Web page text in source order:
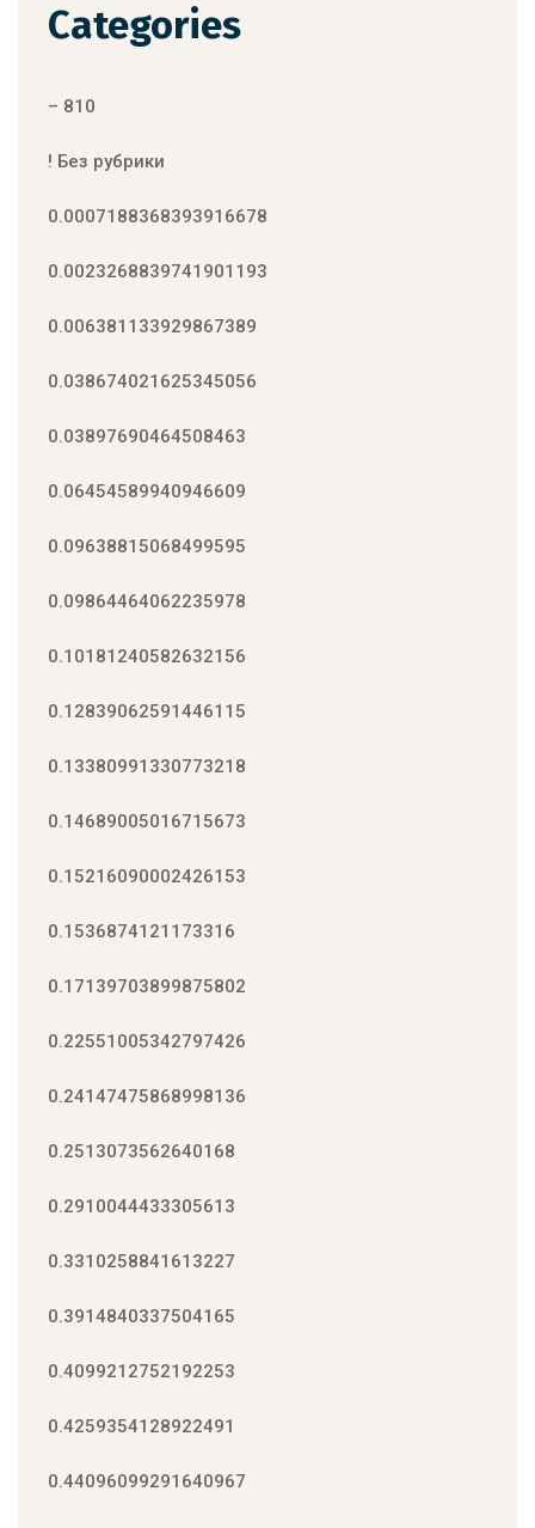
Categories
– 810
! Без рубрики
0.0007188368393916678
0.0023268839741901193
0.006381133929867389
0.038674021625345056
0.03897690464508463
0.06454589940946609
0.09638815068499595
0.09864464062235978
0.10181240582632156
0.12839062591446115
0.13380991330773218
0.14689005016715673
0.15216090002426153
0.1536874121173316
0.17139703899875802
0.22551005342797426
0.24147475868998136
0.2513073562640168
0.2910044433305613
0.3310258841613227
0.3914840337504165
0.4099212752192253
0.4259354128922491
0.44096099291640967